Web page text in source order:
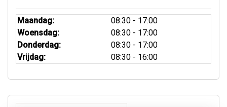
Maandag:
08:30 - 17:00
Woensdag:
08:30 - 17:00
Donderdag:
08:30 - 17:00
Vrijdag:
08:30 - 16:00